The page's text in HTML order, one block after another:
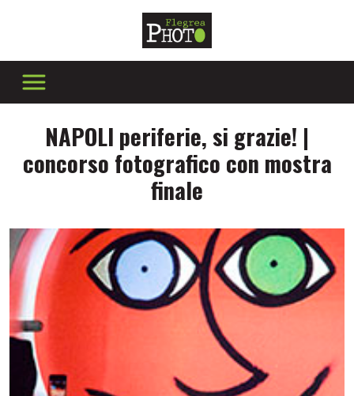
NAPOLI periferie, si grazie! |
concorso fotografico con mostra
finale